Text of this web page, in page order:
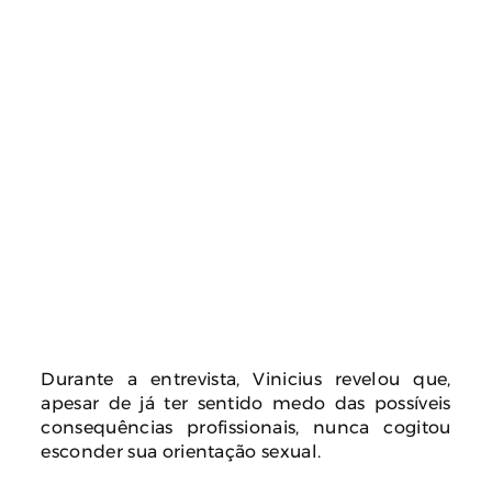
Durante a entrevista, Vinicius revelou que,
apesar de já ter sentido medo das possíveis
consequências profissionais, nunca cogitou
esconder sua orientação sexual.